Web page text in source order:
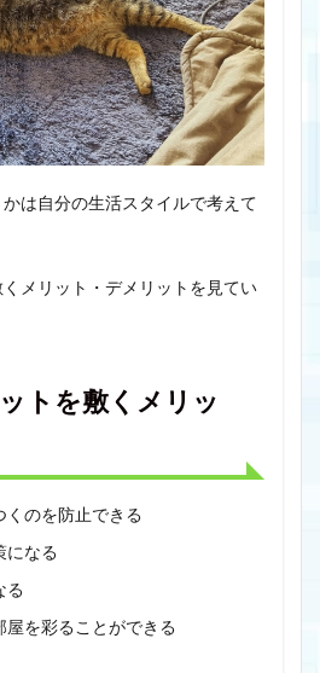
は自分の生活スタイルで考えて
メリット・デメリットを見てい
トを敷くメリッ
くのを防止できる
になる
る
屋を彩ることができる